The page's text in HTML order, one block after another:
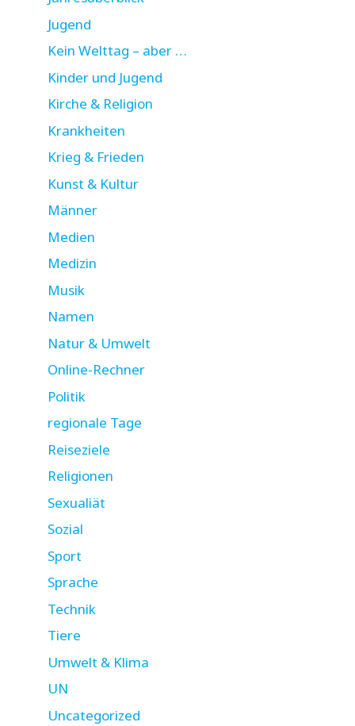
Jugend
Kein Welttag – aber …
Kinder und Jugend
Kirche & Religion
Krankheiten
Krieg & Frieden
Kunst & Kultur
Männer
Medien
Medizin
Musik
Namen
Natur & Umwelt
Online-Rechner
Politik
regionale Tage
Reiseziele
Religionen
Sexualiät
Sozial
Sport
Sprache
Technik
Tiere
Umwelt & Klima
UN
Uncategorized